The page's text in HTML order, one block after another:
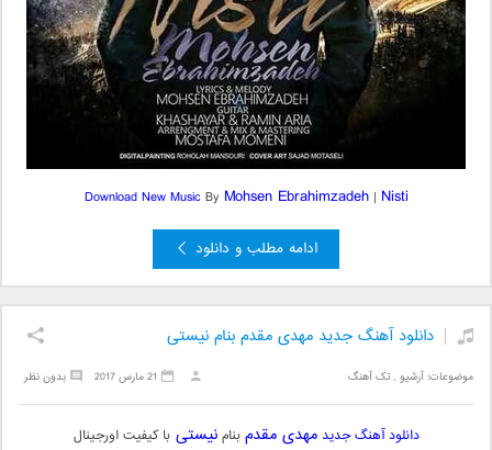
Download New MusicBy Mohsen Ebrahimzadeh| Nisti
ادامه مطلب و دانلود
دانلود آهنگ جدید مهدی مقدم بنام نیستی
موضوعات:آرشیو ,تک آهنگ بدون نظر 21 مارس 2017
دانلود آهنگ جدید مهدی مقدمبنامنیستیبا کیفیت اورجینال